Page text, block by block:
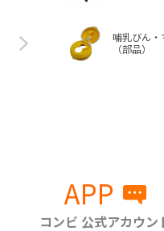
哺乳びん・
（部品）
APP
コンビ 公式アカウン